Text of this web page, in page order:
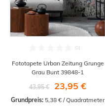
Fototapete Urban Zeitung Grunge
Grau Bunt 39848-1
43,95 €
23,95 €
Grundpreis: 5,38 € / Quadratmeter